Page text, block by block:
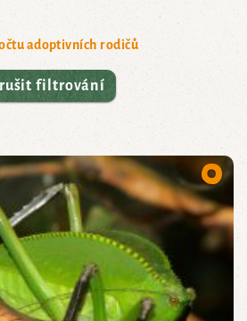
adoptivních rodičů
filtrování